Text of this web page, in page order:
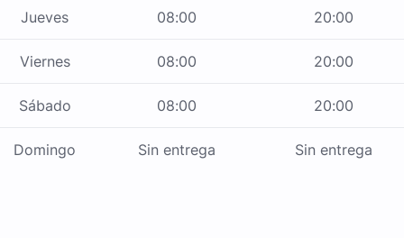
Jueves 08:00 20:00
Viernes 08:00 20:00
Sábado 08:00 20:00
Domingo Sin entrega Sin entrega